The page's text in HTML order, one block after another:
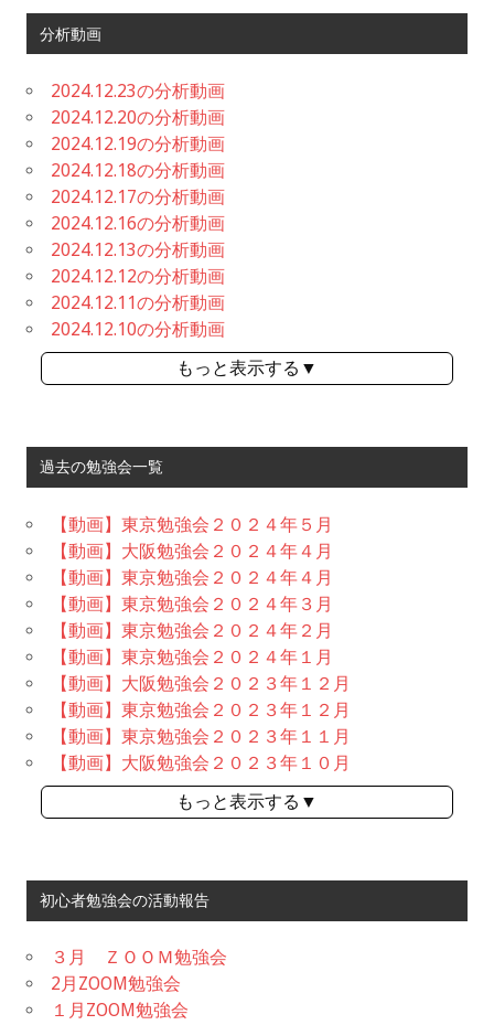
分析動画
2024.12.23の分析動画
2024.12.20の分析動画
2024.12.19の分析動画
2024.12.18の分析動画
2024.12.17の分析動画
2024.12.16の分析動画
2024.12.13の分析動画
2024.12.12の分析動画
2024.12.11の分析動画
2024.12.10の分析動画
もっと表示する▼
過去の勉強会一覧
【動画】東京勉強会２０２４年５月
【動画】大阪勉強会２０２４年４月
【動画】東京勉強会２０２４年４月
【動画】東京勉強会２０２４年３月
【動画】東京勉強会２０２４年２月
【動画】東京勉強会２０２４年１月
【動画】大阪勉強会２０２３年１２月
【動画】東京勉強会２０２３年１２月
【動画】東京勉強会２０２３年１１月
【動画】大阪勉強会２０２３年１０月
もっと表示する▼
初心者勉強会の活動報告
３月 ＺＯＯＭ勉強会
2月ZOOM勉強会
１月ZOOM勉強会